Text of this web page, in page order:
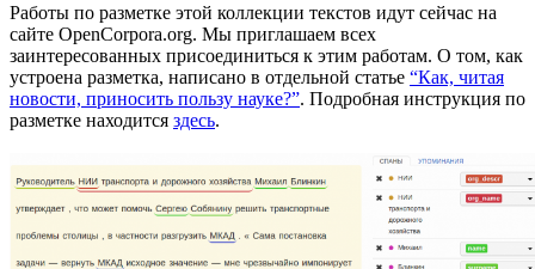
Работы по разметке этой коллекции текстов идут сейчас на
сайте OpenCorpora.org. Мы приглашаем всех
заинтересованных присоединиться к этим работам. О том, как
устроена разметка, написано в отдельной статье “Как, читая
новости, приносить пользу науке?”. Подробная инструкция по
разметке находится здесь.